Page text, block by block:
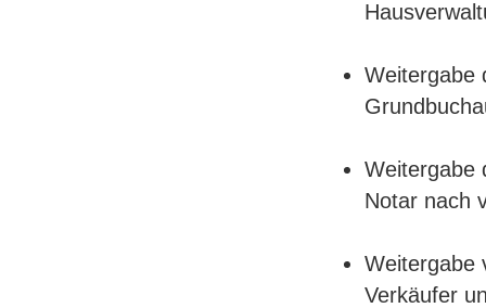
Weitergabe
Weitergabe
Notar nach
Weitergabe
Verkäufer